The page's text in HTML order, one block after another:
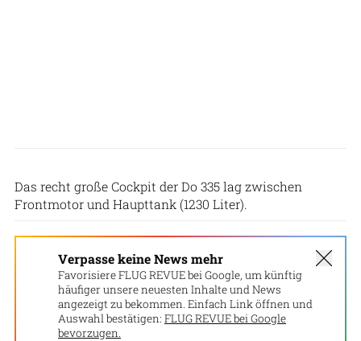
Das recht große Cockpit der Do 335 lag zwischen
Frontmotor und Haupttank (1230 Liter).
Verpasse keine News mehr
Favorisiere FLUG REVUE bei Google, um künftig
häufiger unsere neuesten Inhalte und News
angezeigt zu bekommen. Einfach Link öffnen und
Auswahl bestätigen: FLUG REVUE bei Google
bevorzugen.